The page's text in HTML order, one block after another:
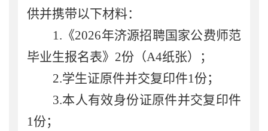
供并携带以下材料：
1. 《2026年济源招聘国家公费师范
毕业生报名表》 2份（A4纸张）；
2.学生证原件并交复印件1份；
3.本人有效身份证原件并交复印件
1份；